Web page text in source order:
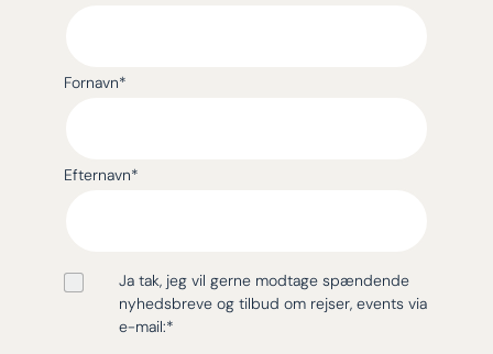
Fornavn*
Efternavn*
Ja tak, jeg vil gerne modtage spændende
nyhedsbreve og tilbud om rejser, events via
e-mail:*